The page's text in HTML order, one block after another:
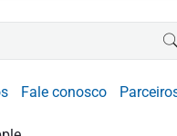
Fale conosco